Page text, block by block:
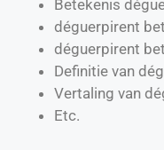
Betekenis
déguerpirent
déguerpirent
Definitie van
Vertaling van
Etc.